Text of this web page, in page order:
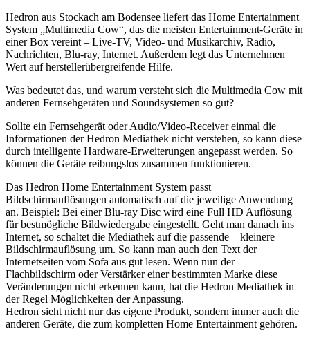
Hedron aus Stockach am Bodensee liefert das Home Entertainment
System „Multimedia Cow“, das die meisten Entertainment-Geräte in
einer Box vereint – Live-TV, Video- und Musikarchiv, Radio,
Nachrichten, Blu-ray, Internet. Außerdem legt das Unternehmen
Wert auf herstellerübergreifende Hilfe.
Was bedeutet das, und warum versteht sich die Multimedia Cow mit
anderen Fernsehgeräten und Soundsystemen so gut?
Sollte ein Fernsehgerät oder Audio/Video-Receiver einmal die
Informationen der Hedron Mediathek nicht verstehen, so kann diese
durch intelligente Hardware-Erweiterungen angepasst werden. So
können die Geräte reibungslos zusammen funktionieren.
Das Hedron Home Entertainment System passt
Bildschirmauflösungen automatisch auf die jeweilige Anwendung
an. Beispiel: Bei einer Blu-ray Disc wird eine Full HD Auflösung
für bestmögliche Bildwiedergabe eingestellt. Geht man danach ins
Internet, so schaltet die Mediathek auf die passende – kleinere –
Bildschirmauflösung um. So kann man auch den Text der
Internetseiten vom Sofa aus gut lesen. Wenn nun der
Flachbildschirm oder Verstärker einer bestimmten Marke diese
Veränderungen nicht erkennen kann, hat die Hedron Mediathek in
der Regel Möglichkeiten der Anpassung.
Hedron sieht nicht nur das eigene Produkt, sondern immer auch die
anderen Geräte, die zum kompletten Home Entertainment gehören.